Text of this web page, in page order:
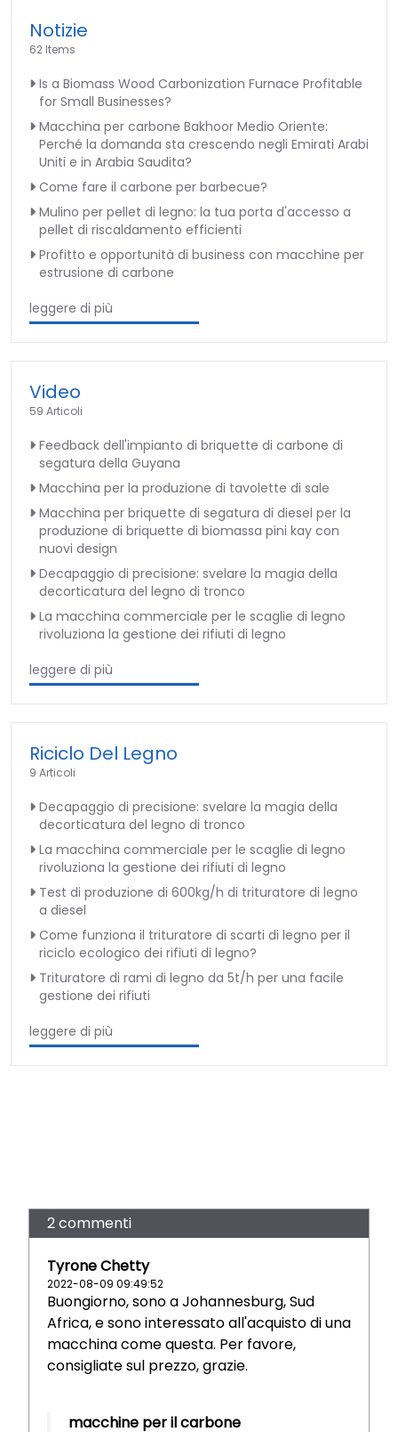
Notizie
62 Items
Is a Biomass Wood Carbonization Furnace Profitable
for Small Businesses?
Macchina per carbone Bakhoor Medio Oriente:
Perché la domanda sta crescendo negli Emirati Arabi
Uniti e in Arabia Saudita?
Come fare il carbone per barbecue?
Mulino per pellet di legno: la tua porta d'accesso a
pellet di riscaldamento efficienti
Profitto e opportunità di business con macchine per
estrusione di carbone
leggere di più
Video
59 Articoli
Feedback dell'impianto di briquette di carbone di
segatura della Guyana
Macchina per la produzione di tavolette di sale
Macchina per briquette di segatura di diesel per la
produzione di briquette di biomassa pini kay con
nuovi design
Decapaggio di precisione: svelare la magia della
decorticatura del legno di tronco
La macchina commerciale per le scaglie di legno
rivoluziona la gestione dei rifiuti di legno
leggere di più
Riciclo Del Legno
9 Articoli
Decapaggio di precisione: svelare la magia della
decorticatura del legno di tronco
La macchina commerciale per le scaglie di legno
rivoluziona la gestione dei rifiuti di legno
Test di produzione di 600kg/h di trituratore di legno
a diesel
Come funziona il trituratore di scarti di legno per il
riciclo ecologico dei rifiuti di legno?
Trituratore di rami di legno da 5t/h per una facile
gestione dei rifiuti
leggere di più
2 commenti
Tyrone Chetty
2022-08-09 09:49:52
Buongiorno, sono a Johannesburg, Sud
Africa, e sono interessato all'acquisto di una
macchina come questa. Per favore,
consigliate sul prezzo, grazie.
macchine per il carbone